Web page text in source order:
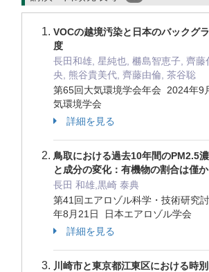
VOCの越境汚染と日本のバックグ
度
長田和雄, 星純也, 橳島智恵子, 齊藤
央, 熊谷貴美代, 齊藤由倫, 茶谷聡
第65回大気環境学会年会 2024年9
気環境学会
詳細を見る
鳥取における過去10年間のPM2.5
と成分の変化：有機物の割合は僅
長田 和雄,黒崎 泰典
第41回エアロゾル科学・技術研究
年8月21日 日本エアロゾル学会
詳細を見る
川崎市と東京都江東区における時